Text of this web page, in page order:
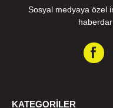
Sosyal medyaya özel
KATEGORILER